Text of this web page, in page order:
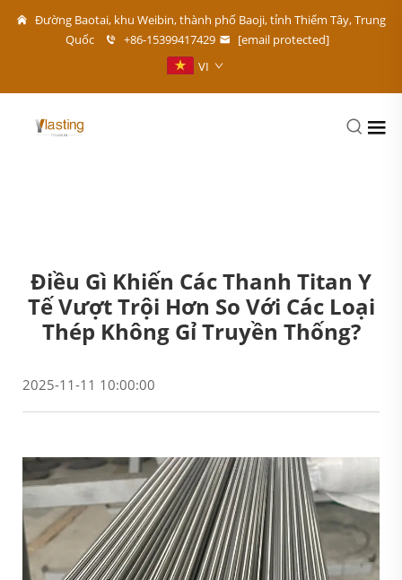
Đường Baotai, khu Weibin, thành phố Baoji, tỉnh Thiểm Tây, Trung
Quốc
+86-15399417429
[email protected]
VI
Điều Gì Khiến Các Thanh Titan Y
Tế Vượt Trội Hơn So Với Các Loại
Thép Không Gỉ Truyền Thống?
2025-11-11 10:00:00